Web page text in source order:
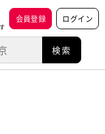
会員登録 ログイン